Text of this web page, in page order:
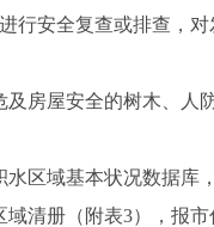
行安全复查或排查，对
房屋安全的树木、人
区域基本状况数据库
清册（附表3），报市